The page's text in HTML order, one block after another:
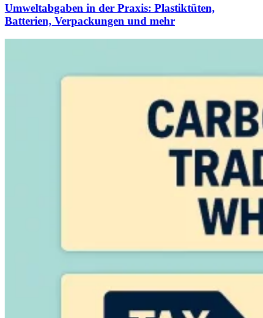
Umweltabgaben in der Praxis: Plastiktüten,
Batterien, Verpackungen und mehr